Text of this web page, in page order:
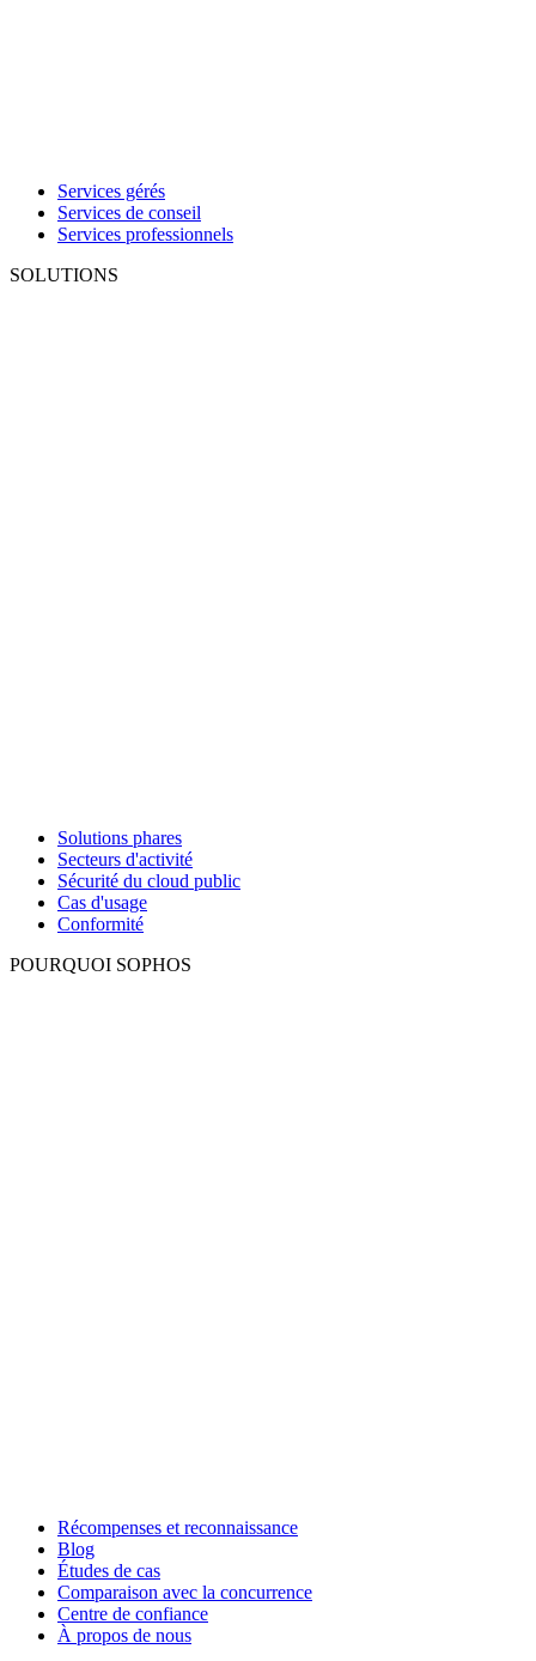
Services gérés
Services de conseil
Services professionnels
SOLUTIONS
Solutions phares
Secteurs d'activité
Sécurité du cloud public
Cas d'usage
Conformité
POURQUOI SOPHOS
Récompenses et reconnaissance
Blog
Études de cas
Comparaison avec la concurrence
Centre de confiance
À propos de nous